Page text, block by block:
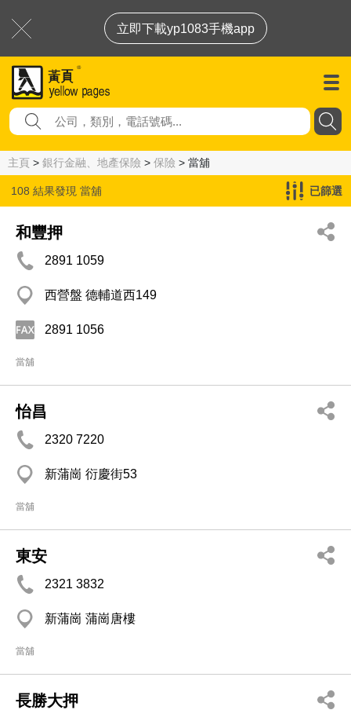
立即下載yp1083手機app
主頁 > 銀行金融、地產保險 > 保險 > 當舖
108 結果發現 當舖 已篩選
和豐押
2891 1059
西營盤 德輔道西149
2891 1056
當舖
怡昌
2320 7220
新蒲崗 衍慶街53
當舖
東安
2321 3832
新蒲崗 蒲崗唐樓
當舖
長勝大押